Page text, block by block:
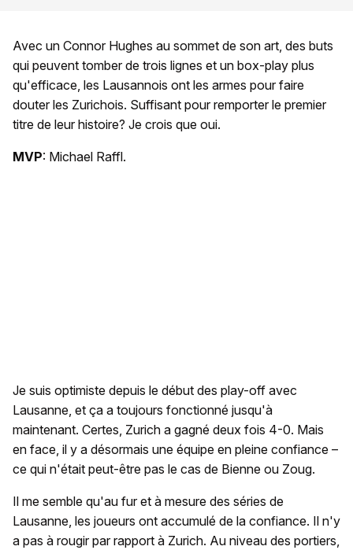
Avec un Connor Hughes au sommet de son art, des buts
qui peuvent tomber de trois lignes et un box-play plus
qu'efficace, les Lausannois ont les armes pour faire
douter les Zurichois. Suffisant pour remporter le premier
titre de leur histoire? Je crois que oui.
MVP: Michael Raffl.
Je suis optimiste depuis le début des play-off avec
Lausanne, et ça a toujours fonctionné jusqu'à
maintenant. Certes, Zurich a gagné deux fois 4-0. Mais
en face, il y a désormais une équipe en pleine confiance –
ce qui n'était peut-être pas le cas de Bienne ou Zoug.
Il me semble qu'au fur et à mesure des séries de
Lausanne, les joueurs ont accumulé de la confiance. Il n'y
a pas à rougir par rapport à Zurich. Au niveau des portiers,